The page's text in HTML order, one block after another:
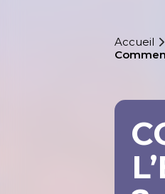
Accueil